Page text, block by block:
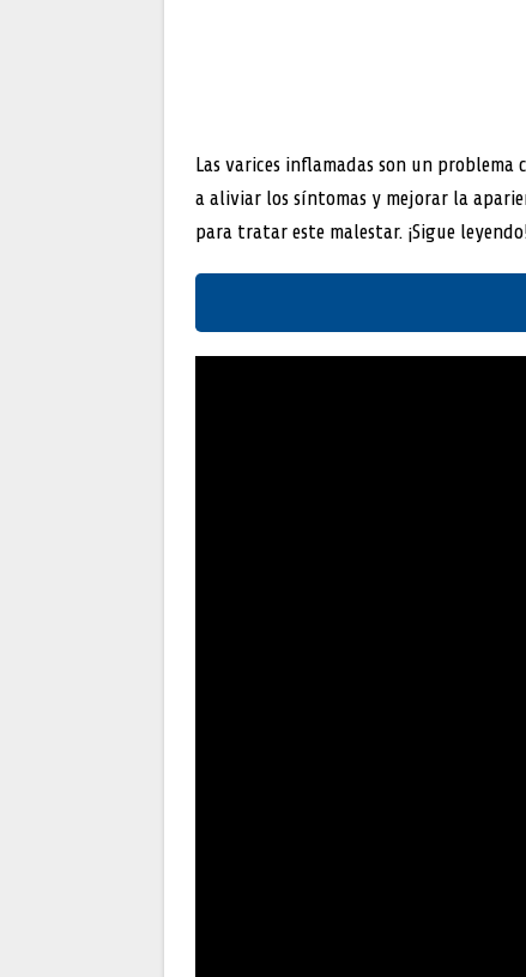
Las varices inflamadas son un
a aliviar los síntomas y mejorar la
para tratar este malestar. ¡Sigue